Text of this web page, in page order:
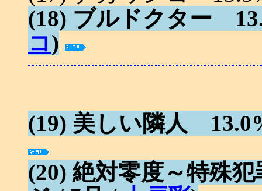
(18) ブルドクター
コ)
(19) 美しい隣人
(20) 絶対零度～特殊